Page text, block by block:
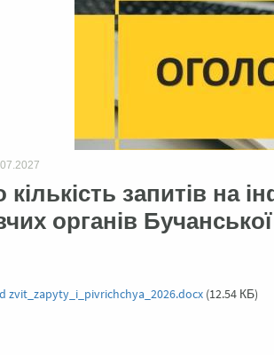
кількість запитів
органів Бучанської
zvit_zapyty_i_pivrichchya_2026.docx (12.54 КБ)